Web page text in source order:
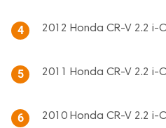
4 2012 Honda CR-V 2.2 i-
5 2011 Honda CR-V 2.2 i-
6 2010 Honda CR-V 2.2 i-